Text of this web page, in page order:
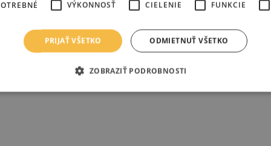
VÝKONNOSŤ CIELENIE FUNKCIE
PRIJAŤ VŠETKO ODMIETNUŤ VŠETKO
ZOBRAZIŤ PODROBNOSTI